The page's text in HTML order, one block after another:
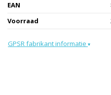
EAN
Voorraad
GPSR fabrikant informatie ▾